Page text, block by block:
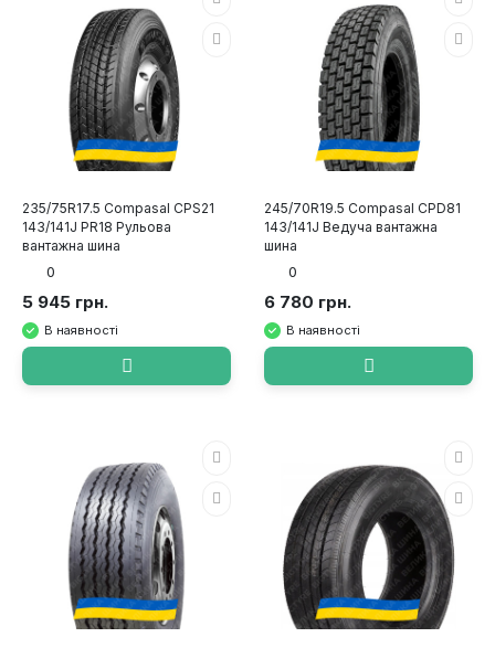
235/75R17.5 Compasal CPS21
143/141J PR18 Рульова
вантажна шина
0
5 945 грн.
В наявності
245/70R19.5 Compasal CPD81
143/141J Ведуча вантажна
шина
0
6 780 грн.
В наявності